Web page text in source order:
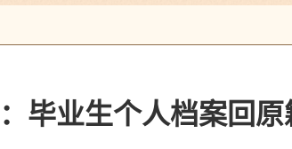
毕业生个人档案回原